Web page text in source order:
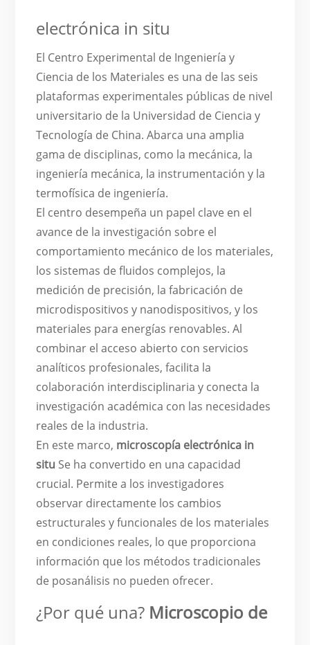
electrónica in situ
El Centro Experimental de Ingeniería y
Ciencia de los Materiales es una de las seis
plataformas experimentales públicas de nivel
universitario de la Universidad de Ciencia y
Tecnología de China. Abarca una amplia
gama de disciplinas, como la mecánica, la
ingeniería mecánica, la instrumentación y la
termofísica de ingeniería.
El centro desempeña un papel clave en el
avance de la investigación sobre el
comportamiento mecánico de los materiales,
los sistemas de fluidos complejos, la
medición de precisión, la fabricación de
microdispositivos y nanodispositivos, y los
materiales para energías renovables. Al
combinar el acceso abierto con servicios
analíticos profesionales, facilita la
colaboración interdisciplinaria y conecta la
investigación académica con las necesidades
reales de la industria.
En este marco, microscopía electrónica in
situ Se ha convertido en una capacidad
crucial. Permite a los investigadores
observar directamente los cambios
estructurales y funcionales de los materiales
en condiciones reales, lo que proporciona
información que los métodos tradicionales
de posanálisis no pueden ofrecer.
¿Por qué una? Microscopio de